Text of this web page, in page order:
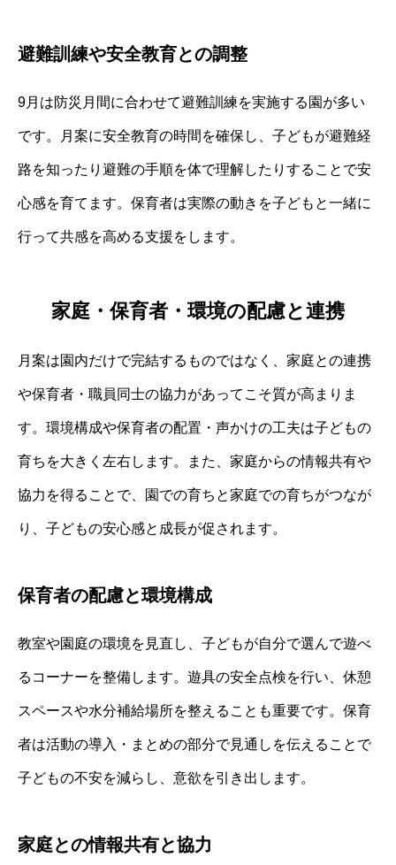
避難訓練や安全教育との調整
9月は防災月間に合わせて避難訓練を実施する園が多い
です。月案に安全教育の時間を確保し、子どもが避難経
路を知ったり避難の手順を体で理解したりすることで安
心感を育てます。保育者は実際の動きを子どもと一緒に
行って共感を高める支援をします。
家庭・保育者・環境の配慮と連携
月案は園内だけで完結するものではなく、家庭との連携
や保育者・職員同士の協力があってこそ質が高まりま
す。環境構成や保育者の配置・声かけの工夫は子どもの
育ちを大きく左右します。また、家庭からの情報共有や
協力を得ることで、園での育ちと家庭での育ちがつなが
り、子どもの安心感と成長が促されます。
保育者の配慮と環境構成
教室や園庭の環境を見直し、子どもが自分で選んで遊べ
るコーナーを整備します。遊具の安全点検を行い、休憩
スペースや水分補給場所を整えることも重要です。保育
者は活動の導入・まとめの部分で見通しを伝えることで
子どもの不安を減らし、意欲を引き出します。
家庭との情報共有と協力